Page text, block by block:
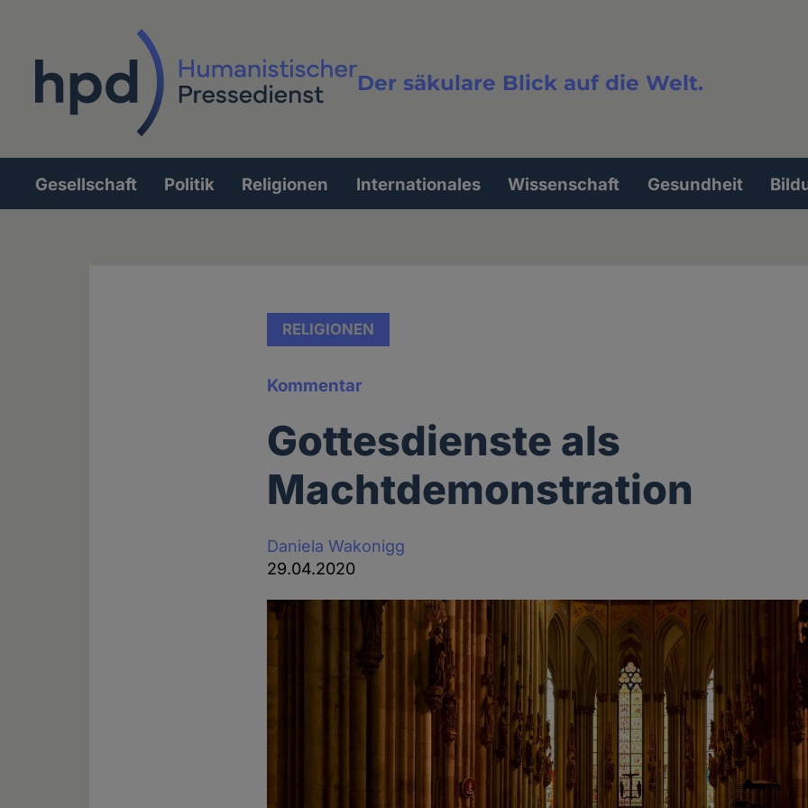
Der säkulare Blick auf die Welt.
Volltextsuche
Hauptnavigation
Gesellschaft Politik Religionen Internationales Wissenschaft Gesundheit
RELIGIONEN
Kommentar
Gottesdienste als
Machtdemonstration
Daniela Wakonigg
29.04.2020